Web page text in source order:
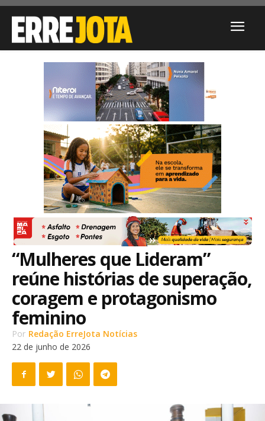
“Mulheres que Lideram”
reúne histórias de superação,
coragem e protagonismo
feminino
Por Redação ErreJota Notícias
22 de junho de 2026